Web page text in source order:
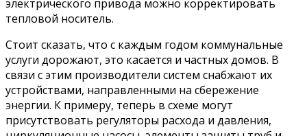
электрического привода можно корректировать
тепловой носитель.
Стоит сказать, что с каждым годом коммунальные
услуги дорожают, это касается и частных домов. В
связи с этим производители систем снабжают их
устройствами, направленными на сбережение
энергии. К примеру, теперь в схеме могут
присутствовать регуляторы расхода и давления,